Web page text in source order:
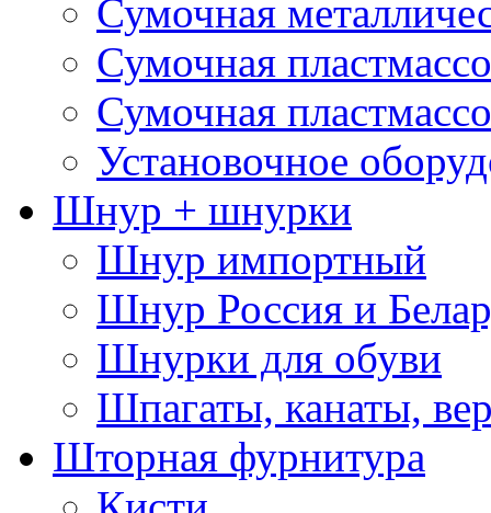
Сумочная
Сумочная
Сумочная
Установочное
Шнур + шнурки
Шнур импортный
Шнур Россия и
Шнурки для обуви
Шпагаты, канаты,
Шторная фурнитура